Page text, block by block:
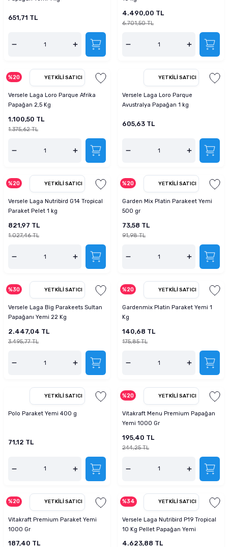
651,71 TL
4.490,00 TL
6.701,50 TL
%20 YETKILI SATICI
Versele Laga Loro Parque Afrika
Papağan 2,5 Kg
1.100,50 TL
1.375,62 TL
YETKILI SATICI
Versele Laga Loro Parque
Avustralya Papağan 1 kg
605,63 TL
%20 YETKILI SATICI
Versele Laga Nutribird G14 Tropical
Paraket Pelet 1 kg
821,97 TL
1.027,46 TL
%20 YETKILI SATICI
Garden Mix Platin Parakeet Yemi
500 gr
73,58 TL
91,98 TL
%30 YETKILI SATICI
Versele Laga Big Parakeets Sultan
Papağanı Yemi 22 Kg
2.447,04 TL
3.495,77 TL
%20 YETKILI SATICI
Gardenmix Platin Paraket Yemi 1
Kg
140,68 TL
175,85 TL
YETKILI SATICI
Polo Paraket Yemi 400 g
71,12 TL
%20 YETKILI SATICI
Vitakraft Menu Premium Papağan
Yemi 1000 Gr
195,40 TL
244,25 TL
%20 YETKILI SATICI
Vitakraft Premium Paraket Yemi
1000 Gr
187,40 TL
%34 YETKILI SATICI
Versele Laga Nutribird P19 Tropical
10 Kg Pellet Papağan Yemi
4.623,88 TL